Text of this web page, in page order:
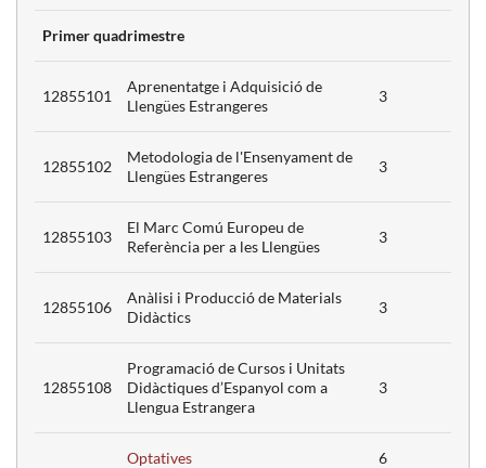
Primer quadrimestre
12855101
Aprenentatge i Adquisició de
Llengües Estrangeres
3
12855102
Metodologia de l'Ensenyament de
Llengües Estrangeres
3
12855103
El Marc Comú Europeu de
Referència per a les Llengües
3
12855106
Anàlisi i Producció de Materials
Didàctics
3
12855108
Programació de Cursos i Unitats
Didàctiques d’Espanyol com a
Llengua Estrangera
3
Optatives 6